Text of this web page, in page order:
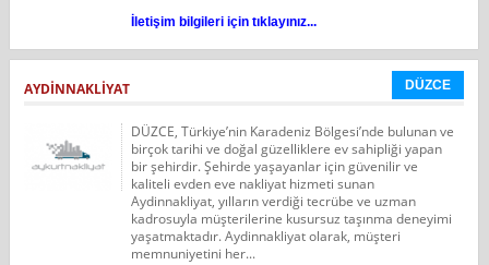
İletişim bilgileri için tıklayınız...
AYDINNAKLIYAT DÜZCE
DÜZCE, Türkiye’nin Karadeniz Bölgesi’nde bulunan ve
birçok tarihi ve doğal güzelliklere ev sahipliği yapan
bir şehirdir. Şehirde yaşayanlar için güvenilir ve
kaliteli evden eve nakliyat hizmeti sunan
Aydinnakliyat, yılların verdiği tecrübe ve uzman
kadrosuyla müşterilerine kusursuz taşınma deneyimi
yaşatmaktadır. Aydinnakliyat olarak, müşteri
memnuniyetini her...